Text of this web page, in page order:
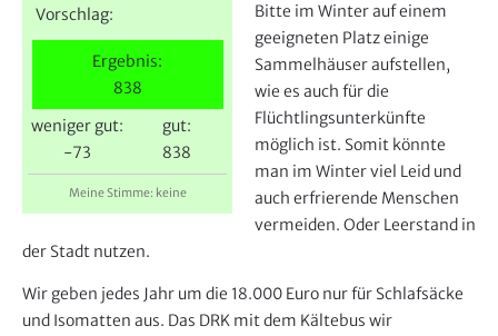
Vorschlag:
Ergebnis:
838
weniger gut:
-73
gut:
838
Meine Stimme: keine
Bitte im Winter auf einem
geeigneten Platz einige
Sammelhäuser aufstellen,
wie es auch für die
Flüchtlingsunterkünfte
möglich ist. Somit könnte
man im Winter viel Leid und
auch erfrierende Menschen
vermeiden. Oder Leerstand in
der Stadt nutzen.
Wir geben jedes Jahr um die 18.000 Euro nur für Schlafsäcke
und Isomatten aus. Das DRK mit dem Kältebus wir